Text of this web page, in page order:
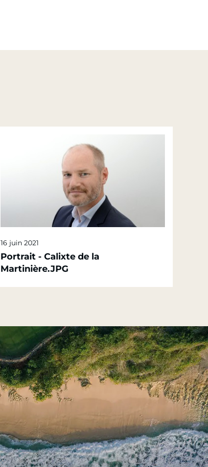
16 juin 2021
Portrait - Calixte de la
Martinière.JPG